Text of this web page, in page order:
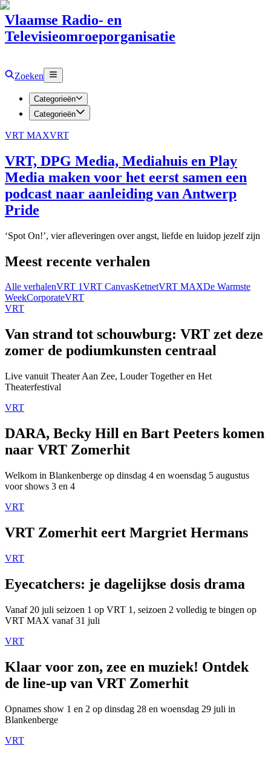
Vlaamse Radio- en
Televisieomroeporganisatie
Zoeken
Categorieën
Categorieën
VRT MAXVRT
VRT, DPG Media, Mediahuis en Play
Media maken voor het eerst samen een
podcast naar aanleiding van Antwerp
Pride
‘Spot On!’, vier afleveringen over angst, liefde en luidop jezelf zijn
Meest recente verhalen
Alle verhalenVRT 1VRT CanvasKetnetVRT MAXDe Warmste
WeekCorporateVRT
VRT
Van strand tot schouwburg: VRT zet deze
zomer de podiumkunsten centraal
Live vanuit Theater Aan Zee, Louder Together en Het
Theaterfestival
VRT
DARA, Becky Hill en Bart Peeters komen
naar VRT Zomerhit
Welkom in Blankenberge op dinsdag 4 en woensdag 5 augustus
voor shows 3 en 4
VRT
VRT Zomerhit eert Margriet Hermans
VRT
Eyecatchers: je dagelijkse dosis drama
Vanaf 20 juli seizoen 1 op VRT 1, seizoen 2 volledig te bingen op
VRT MAX vanaf 31 juli
VRT
Klaar voor zon, zee en muziek! Ontdek
de line-up van VRT Zomerhit
Opnames show 1 en 2 op dinsdag 28 en woensdag 29 juli in
Blankenberge
VRT